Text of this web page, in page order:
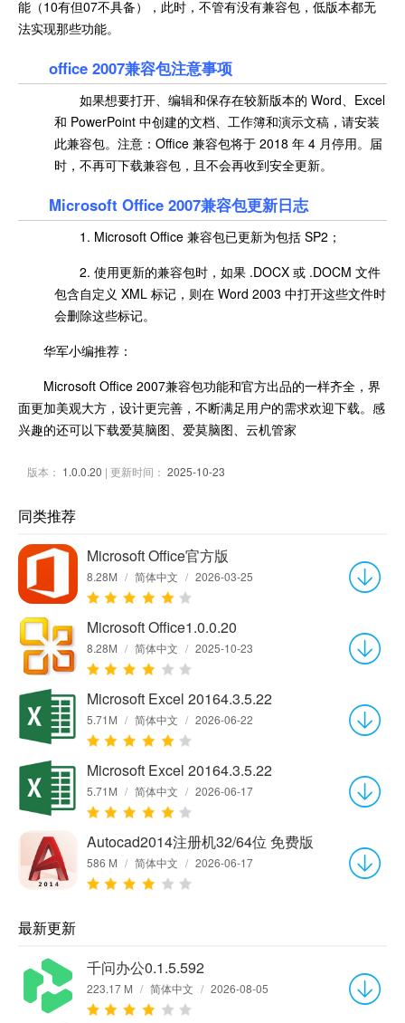
能（10有但07不具备），此时，不管有没有兼容包，低版本都无
法实现那些功能。
office 2007兼容包注意事项
如果想要打开、编辑和保存在较新版本的 Word、Excel
和 PowerPoint 中创建的文档、工作簿和演示文稿，请安装
此兼容包。注意：Office 兼容包将于 2018 年 4 月停用。届
时，不再可下载兼容包，且不会再收到安全更新。
Microsoft Office 2007兼容包更新日志
1. Microsoft Office 兼容包已更新为包括 SP2；
2. 使用更新的兼容包时，如果 .DOCX 或 .DOCM 文件
包含自定义 XML 标记，则在 Word 2003 中打开这些文件时
会删除这些标记。
华军小编推荐：
Microsoft Office 2007兼容包功能和官方出品的一样齐全，界
面更加美观大方，设计更完善，不断满足用户的需求欢迎下载。感
兴趣的还可以下载爱莫脑图、爱莫脑图、云机管家
版本： 1.0.0.20 | 更新时间： 2025-10-23
同类推荐
Microsoft Office官方版
8.28M / 简体中文 / 2026-03-25
Microsoft Office1.0.0.20
8.28M / 简体中文 / 2025-10-23
Microsoft Excel 20164.3.5.22
5.71M / 简体中文 / 2026-06-22
Microsoft Excel 20164.3.5.22
5.71M / 简体中文 / 2026-06-17
Autocad2014注册机32/64位 免费版
586 M / 简体中文 / 2026-06-17
最新更新
千问办公0.1.5.592
223.17 M / 简体中文 / 2026-08-05